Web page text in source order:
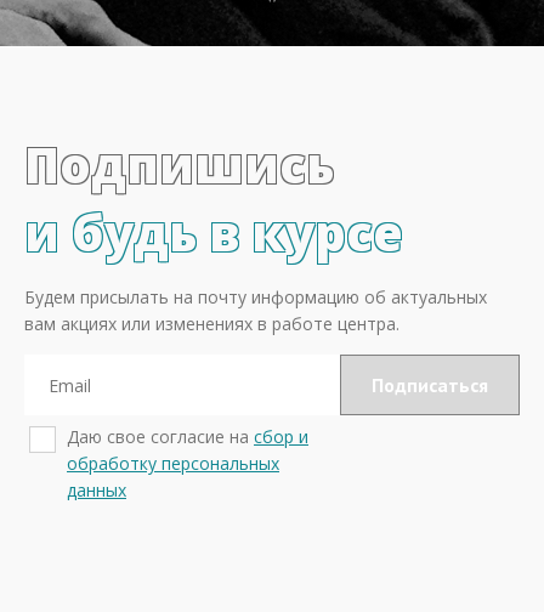
Подпишись
и будь в курсе
Будем присылать на почту информацию об актуальных
вам акциях или изменениях в работе центра.
Даю свое согласие на сбор и
обработку персональных
данных